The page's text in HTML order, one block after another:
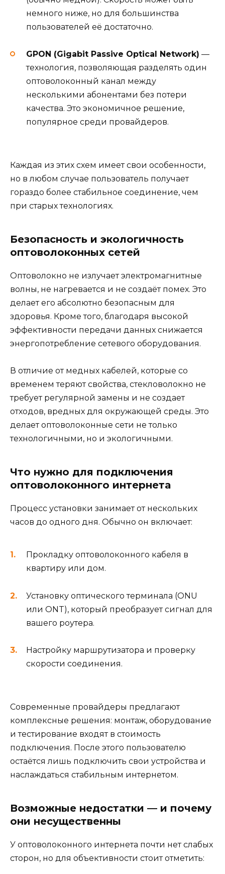
немного ниже, но для большинства
пользователей её достаточно.
GPON (Gigabit Passive Optical Network) —
технология, позволяющая разделять один
оптоволоконный канал между
несколькими абонентами без потери
качества. Это экономичное решение,
популярное среди провайдеров.
Каждая из этих схем имеет свои особенности,
но в любом случае пользователь получает
гораздо более стабильное соединение, чем
при старых технологиях.
Безопасность и экологичность
оптоволоконных сетей
Оптоволокно не излучает электромагнитные
волны, не нагревается и не создаёт помех. Это
делает его абсолютно безопасным для
здоровья. Кроме того, благодаря высокой
эффективности передачи данных снижается
энергопотребление сетевого оборудования.
В отличие от медных кабелей, которые со
временем теряют свойства, стекловолокно не
требует регулярной замены и не создает
отходов, вредных для окружающей среды. Это
делает оптоволоконные сети не только
технологичными, но и экологичными.
Что нужно для подключения
оптоволоконного интернета
Процесс установки занимает от нескольких
часов до одного дня. Обычно он включает:
Прокладку оптоволоконного кабеля в
квартиру или дом.
Установку оптического терминала (ONU
или ONT), который преобразует сигнал для
вашего роутера.
Настройку маршрутизатора и проверку
скорости соединения.
Современные провайдеры предлагают
комплексные решения: монтаж, оборудование
и тестирование входят в стоимость
подключения. После этого пользователю
остаётся лишь подключить свои устройства и
наслаждаться стабильным интернетом.
Возможные недостатки — и почему
они несущественны
У оптоволоконного интернета почти нет слабых
сторон, но для объективности стоит отметить: